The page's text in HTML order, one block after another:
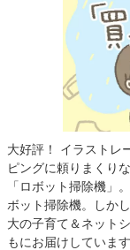
大好評！ イラストレ
ピングに頼りまくり
「ロボット掃除機」
ボット掃除機。しか
大の子育て＆ネット
もにお届けしています